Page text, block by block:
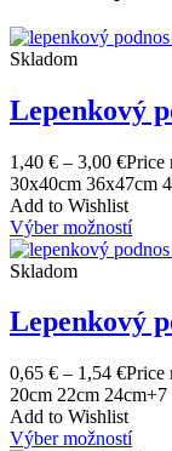
Skladom
Lepenkový
1,40 € – 3,00 €Price
30x40cm 36x47cm
Add to Wishlist
Výber možností
Skladom
Lepenkový
0,65 € – 1,54 €Price
20cm 22cm 24cm+7
Add to Wishlist
Výber možností